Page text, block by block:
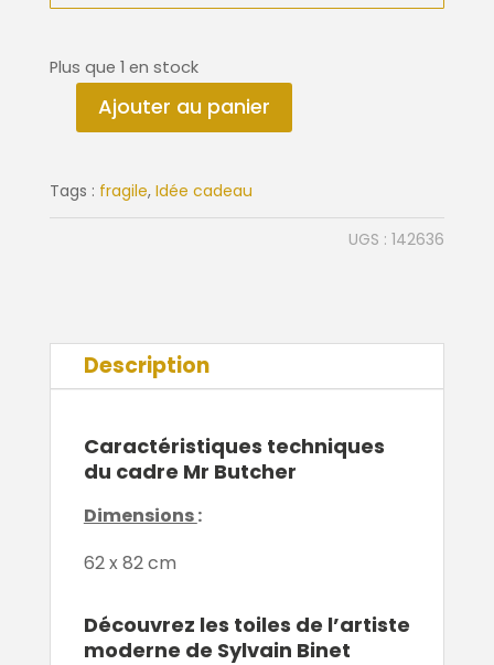
Plus que 1 en stock
quantité
Cadre
Ajouter au panier
Tags : fragile, Idée cadeau
UGS :142636
Description
Caractéristiques techniques
du cadre Mr Butcher
Dimensions:
62 x 82 cm
Découvrez les toiles de l’artiste
moderne de Sylvain Binet